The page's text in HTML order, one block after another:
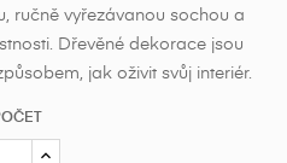
ručně vyřezávanou sochou a
Dřevěné dekorace jsou
jak oživit svůj interiér.